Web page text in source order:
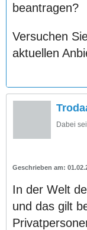
beantragen?
Versuchen
aktuellen
Dabei
In der Welt
und das gilt